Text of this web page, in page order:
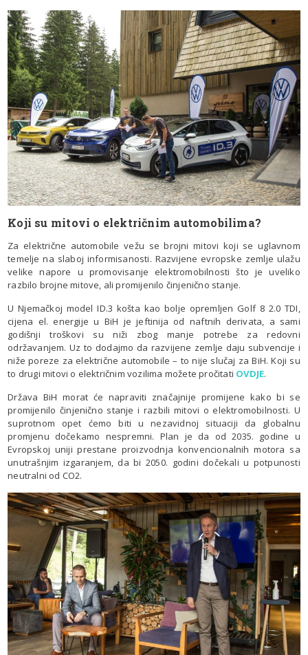
Koji su mitovi o električnim automobilima?
Za električne automobile vežu se brojni mitovi koji se uglavnom
temelje na slaboj informisanosti. Razvijene evropske zemlje ulažu
velike napore u promovisanje elektromobilnosti što je uveliko
razbilo brojne mitove, ali promijenilo činjenično stanje.
U Njemačkoj model ID.3 košta kao bolje opremljen Golf 8 2.0 TDI,
cijena el. energije u BiH je jeftinija od naftnih derivata, a sami
godišnji troškovi su niži zbog manje potrebe za redovni
održavanjem. Uz to dodajmo da razvijene zemlje daju subvencije i
niže poreze za električne automobile – to nije slučaj za BiH. Koji su
to drugi mitovi o električnim vozilima možete pročitati OVDJE.
Država BiH morat će napraviti značajnije promijene kako bi se
promijenilo činjenično stanje i razbili mitovi o elektromobilnosti. U
suprotnom opet ćemo biti u nezavidnoj situaciji da globalnu
promjenu dočekamo nespremni. Plan je da od 2035. godine u
Evropskoj uniji prestane proizvodnja konvencionalnih motora sa
unutrašnjim izgaranjem, da bi 2050. godini dočekali u potpunosti
neutralni od CO2.